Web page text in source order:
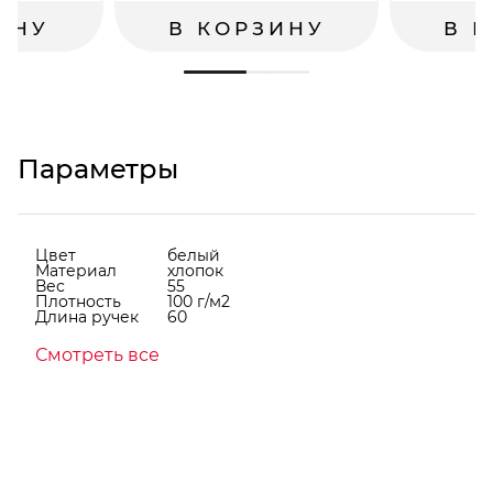
В КОРЗИНУ В
Параметры
Цвет белый
Материал хлопок
Вес 55
Плотность 100 г/м2
Длина ручек 60
Смотреть все